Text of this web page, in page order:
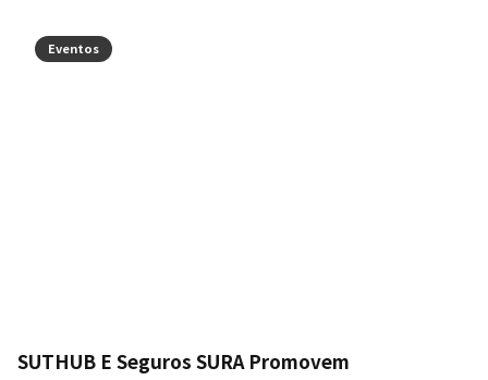
Eventos
SUTHUB E Seguros SURA Promovem